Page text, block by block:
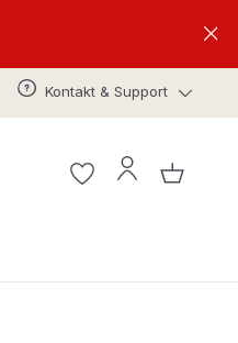
Kontakt & Support